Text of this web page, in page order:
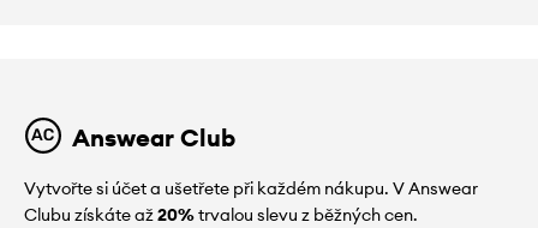
Answear Club
Vytvořte si účet a ušetřete při každém nákupu. V Answear
Clubu získáte až20%trvalou slevu z běžných cen.